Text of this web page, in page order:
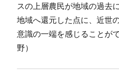
スの上層農民が地域の過去
地域へ還元した点に、近世
意識の一端を感じることが
野）